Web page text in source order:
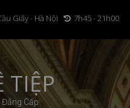
Giấy - Hà Nội 7h45 - 21h00
TIỆP
Cấp